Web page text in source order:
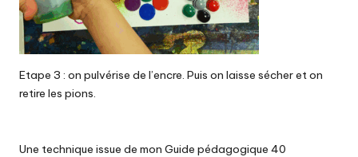
Etape 3 : on pulvérise de l’encre. Puis on laisse sécher et on
retire les pions.
Une technique issue de mon Guide pédagogique 40